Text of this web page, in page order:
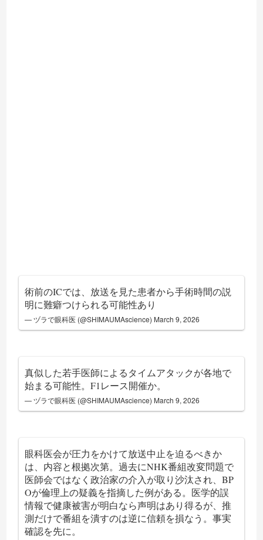
術前のICでは、放送を見た患者から手術時間の説
明に難癖つけられる可能性あり
— ヅラで眼科医 (@SHIMAUMAscience) March 9, 2026
真似した若手医師によるタイムアタックが各地で
始まる可能性。F1レース開催か。
— ヅラで眼科医 (@SHIMAUMAscience) March 9, 2026
眼科医会が圧力をかけて放送中止を迫るべきか
は、内容と根拠次第。過去にNHK番組改変問題で
医師会ではなく政治家の介入が取り沙汰され、BP
Oが倫理上の疑義を指摘した例がある。医学的誤
情報で健康被害が明白なら声明はあり得るが、推
測だけで番組を潰すのは逆に信頼を損なう。事実
確認を先に。